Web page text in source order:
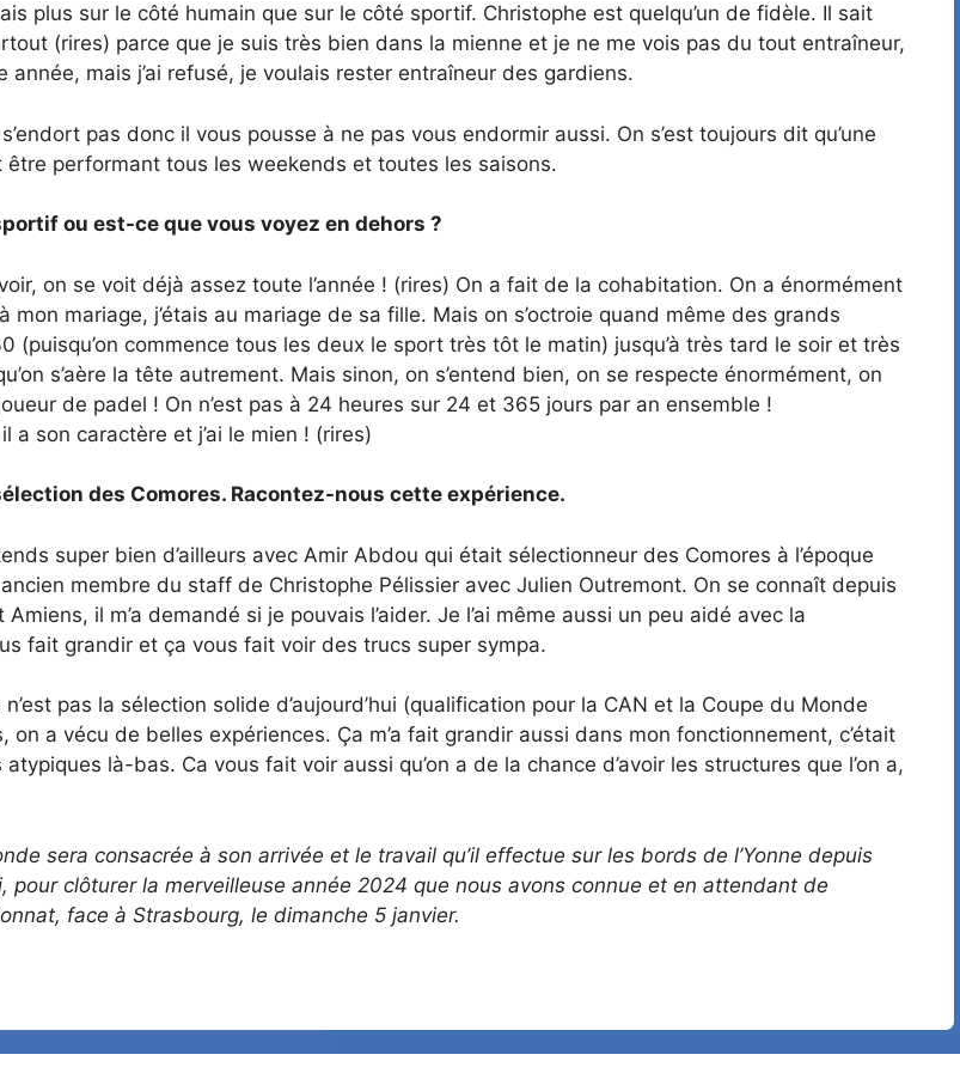
plus sur le côté humain que sur le côté sportif. Christophe est quelqu’un de fidèle. Il sait
(rires) parce que je suis très bien dans la mienne et je ne me vois pas du tout entraîneur,
mais j’ai refusé, je voulais rester entraîneur des gardiens.
pas donc il vous pousse à ne pas vous endormir aussi. On s’est toujours dit qu’une
performant tous les weekends et toutes les saisons.
ou est-ce que vous voyez en dehors ?
on se voit déjà assez toute l’année ! (rires) On a fait de la cohabitation. On a énormément
mariage, j’étais au mariage de sa fille. Mais on s’octroie quand même des grands
commence tous les deux le sport très tôt le matin) jusqu’à très tard le soir et très
s’aère la tête autrement. Mais sinon, on s’entend bien, on se respecte énormément, on
de padel ! On n’est pas à 24 heures sur 24 et 365 jours par an ensemble !
a son caractère et j’ai le mien ! (rires)
des Comores. Racontez-nous cette expérience.
super bien d’ailleurs avec Amir Abdou qui était sélectionneur des Comores à l’époque
membre du staff de Christophe Pélissier avec Julien Outremont. On se connaît depuis
il m’a demandé si je pouvais l’aider. Je l’ai même aussi un peu aidé avec la
fait grandir et ça vous fait voir des trucs super sympa.
pas la sélection solide d’aujourd’hui (qualification pour la CAN et la Coupe du Monde
a vécu de belles expériences. Ça m’a fait grandir aussi dans mon fonctionnement, c’était
là-bas. Ca vous fait voir aussi qu’on a de la chance d’avoir les structures que l’on a,
sera consacrée à son arrivée et le travail qu’il effectue sur les bords de l’Yonne depuis
clôturer la merveilleuse année 2024 que nous avons connue et en attendant de
face à Strasbourg, le dimanche 5 janvier.